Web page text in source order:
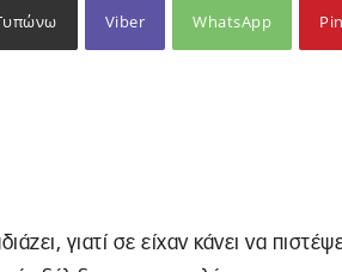
Viber WhatsApp
γιατί σε είχαν κάνει να